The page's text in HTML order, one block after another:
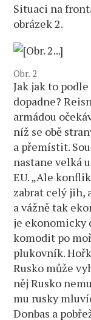
Situaci na
obrázek 2.
Obr. 2
Jak jak to
dopadne?
armádou
níž se obě
a přemístit.
nastane velká
EU. „Ale
zabrat celý jih,
a vážně tak
je ekonomicky
komodit po
plukovník.
Rusko může
něj Rusko
mu rusky
Donbas a